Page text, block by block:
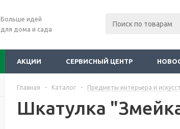
Больше идей
для дома и сада
АКЦИИ СЕРВИСНЫЙ ЦЕНТР
Главная - Каталог - Предметы интерьера и
Шкатулка